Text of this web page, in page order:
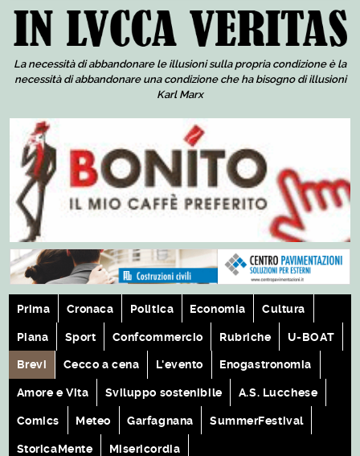
La necessità di abbandonare le illusioni sulla propria condizione è la
necessità di abbandonare una condizione che ha bisogno di illusioni
Karl Marx
Prima Cronaca Politica Economia Cultura
Piana Sport Confcommercio Rubriche U-BOAT
Brevi Cecco a cena L'evento Enogastronomia
Amore e Vita Sviluppo sostenibile A.S. Lucchese
Comics Meteo Garfagnana SummerFestival
StoricaMente Misericordia